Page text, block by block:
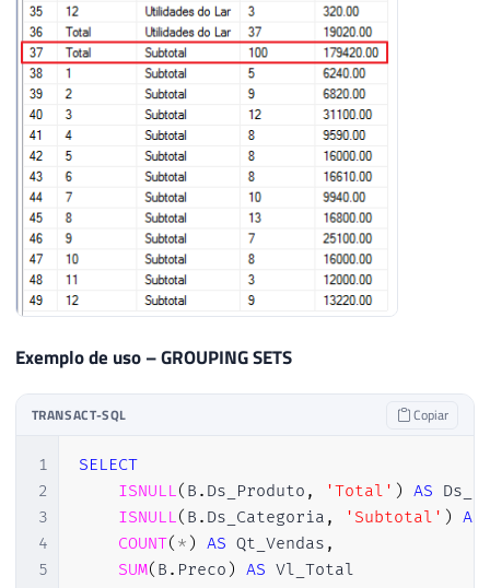
Exemplo de uso – GROUPING SETS
TRANSACT-SQL Copiar
1
2
3
4
5
SELECT
ISNULL( B . Ds_Produto , 'Total' ) AS
ISNULL( B . Ds_Categoria , 'Subtotal' ) AS
COUNT( * ) AS Qt_Vendas ,
SUM( B . Preco ) AS